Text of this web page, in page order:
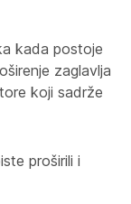
kada postoje
zaglavlja
koji sadrže
proširili i